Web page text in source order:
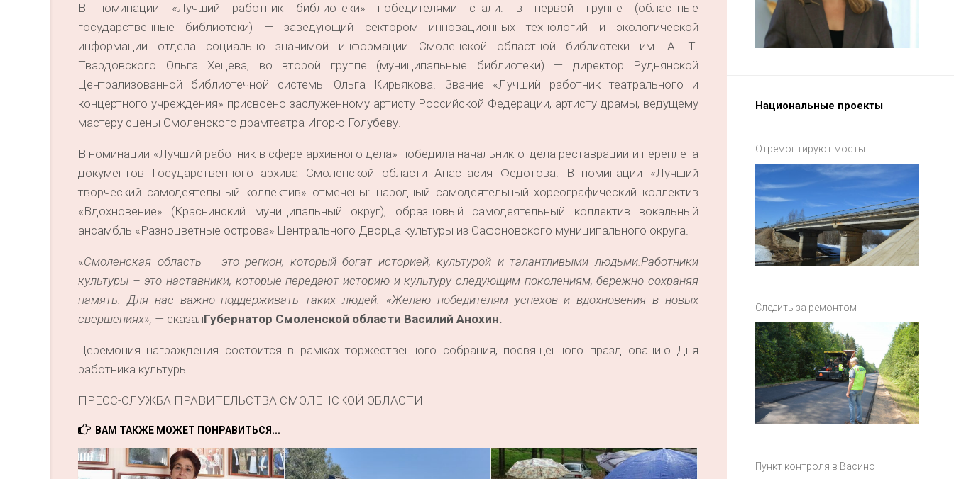
В номинации «Лучший работник библиотеки» победителями стали: в первой группе (областные
государственные библиотеки) — заведующий сектором инновационных технологий и экологической
информации отдела социально значимой информации Смоленской областной библиотеки им. А. Т.
Твардовского Ольга Хецева, во второй группе (муниципальные библиотеки) — директор Руднянской
Централизованной библиотечной системы Ольга Кирьякова. Звание «Лучший работник театрального и
концертного учреждения» присвоено заслуженному артисту Российской Федерации, артисту драмы, ведущему
мастеру сцены Смоленского драмтеатра Игорю Голубеву.
В номинации «Лучший работник в сфере архивного дела» победила начальник отдела реставрации и переплёта
документов Государственного архива Смоленской области Анастасия Федотова. В номинации «Лучший
творческий самодеятельный коллектив» отмечены: народный самодеятельный хореографический коллектив
«Вдохновение» (Краснинский муниципальный округ), образцовый самодеятельный коллектив вокальный
ансамбль «Разноцветные острова» Центрального Дворца культуры из Сафоновского муниципального округа.
«Смоленская область – это регион, который богат историей, культурой и талантливыми людьми.Работники
культуры – это наставники, которые передают историю и культуру следующим поколениям, бережно сохраняя
память. Для нас важно поддерживать таких людей. «Желаю победителям успехов и вдохновения в новых
свершениях», — сказалГубернатор Смоленской области Василий Анохин.
Церемония награждения состоится в рамках торжественного собрания, посвященного празднованию Дня
работника культуры.
ПРЕСС-СЛУЖБА ПРАВИТЕЛЬСТВА СМОЛЕНСКОЙ ОБЛАСТИ
ВАМ ТАКЖЕ МОЖЕТ ПОНРАВИТЬСЯ...
Национальные проекты
Отремонтируют мосты
Следить за ремонтом
Пункт контроля в Васино